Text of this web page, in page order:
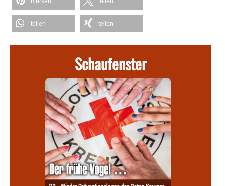
teilen teilen
Schaufenster